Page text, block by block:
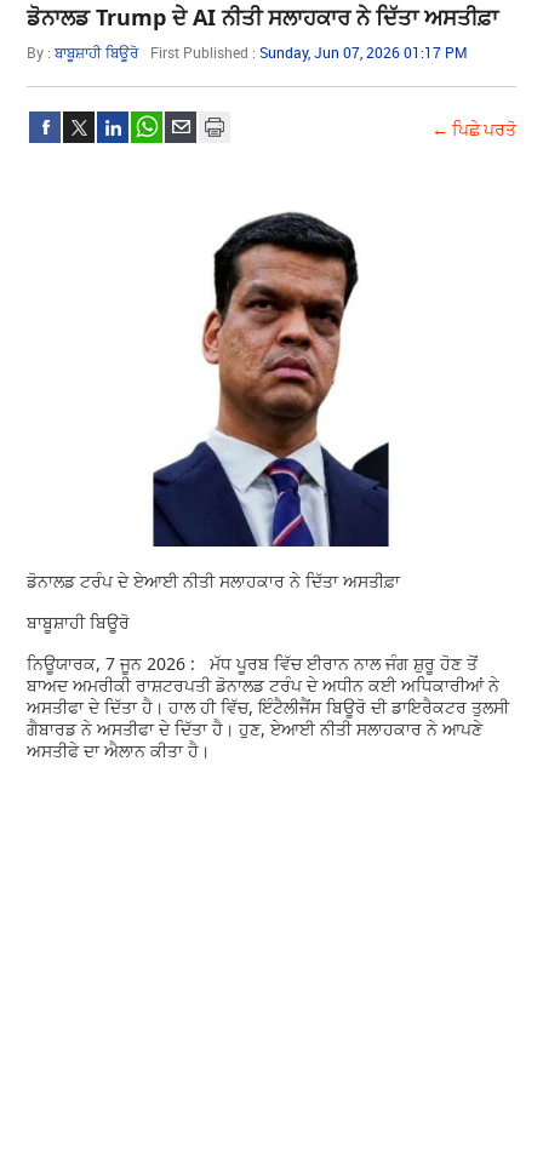
ਡੋਨਾਲਡ Trump ਦੇ AI ਨੀਤੀ ਸਲਾਹਕਾਰ ਨੇ ਦਿੱਤਾ ਅਸਤੀਫ਼ਾ
By :ਬਾਬੂਸ਼ਾਹੀ ਬਿਊਰੋ First Published :Sunday, Jun 07, 2026 01:17 PM
← ਪਿਛੇ ਪਰਤੋ
ਡੋਨਾਲਡ ਟਰੰਪ ਦੇ ਏਆਈ ਨੀਤੀ ਸਲਾਹਕਾਰ ਨੇ ਦਿੱਤਾ ਅਸਤੀਫ਼ਾ
ਬਾਬੂਸ਼ਾਹੀ ਬਿਊਰੋ
ਨਿਊਯਾਰਕ, 7 ਜੂਨ 2026 : ਮੱਧ ਪੂਰਬ ਵਿੱਚ ਈਰਾਨ ਨਾਲ ਜੰਗ ਸ਼ੁਰੂ ਹੋਣ ਤੋਂ
ਬਾਅਦ ਅਮਰੀਕੀ ਰਾਸ਼ਟਰਪਤੀ ਡੋਨਾਲਡ ਟਰੰਪ ਦੇ ਅਧੀਨ ਕਈ ਅਧਿਕਾਰੀਆਂ ਨੇ
ਅਸਤੀਫਾ ਦੇ ਦਿੱਤਾ ਹੈ। ਹਾਲ ਹੀ ਵਿੱਚ, ਇੰਟੈਲੀਜੈਂਸ ਬਿਊਰੋ ਦੀ ਡਾਇਰੈਕਟਰ ਤੁਲਸੀ
ਗੈਬਾਰਡ ਨੇ ਅਸਤੀਫਾ ਦੇ ਦਿੱਤਾ ਹੈ। ਹੁਣ, ਏਆਈ ਨੀਤੀ ਸਲਾਹਕਾਰ ਨੇ ਆਪਣੇ
ਅਸਤੀਫੇ ਦਾ ਐਲਾਨ ਕੀਤਾ ਹੈ।